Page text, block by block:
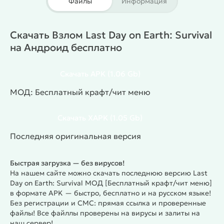
взять достаточно припасов и быть готовым к
оказаться как друзьями, так и врагами. Локации
отличаются уровнем опасности: одни можно
исследовать без особых проблем, в других
Особенности игры
Возможность охоты и собирательства.
Система крафта и улучшений.
Советы для игры
Всегда держи оружие в хорошем состоянии.
Собирай ресурсы в безопасных зонах, чтобы
избежать атак.
Скачать Взлом Last Day on Earth: Survival
на Андроид бесплатно
МОД: Бесплатный крафт/чит меню
Последняя оригинальная версия
Быстрая загрузка — без вирусов!
На нашем сайте можно скачать последнюю версию Last
Day on Earth: Survival МОД [Бесплатный крафт/чит меню]
в формате APK — быстро, бесплатно и на русском языке!
Без регистрации и СМС: прямая ссылка и проверенные
файлы! Все файллы проверены на вирусы и залиты на